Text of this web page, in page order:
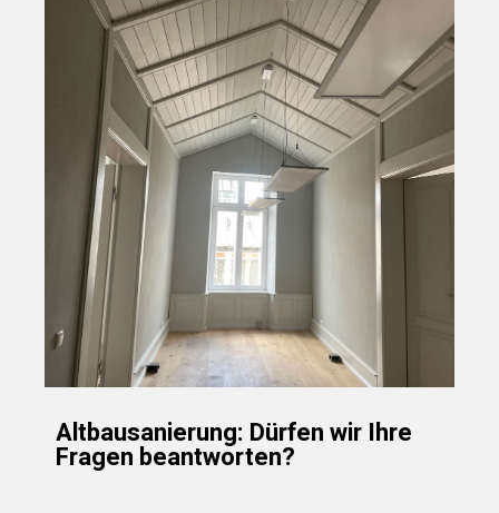
Altbausanierung: Dürfen wir Ihre
Fragen beantworten?